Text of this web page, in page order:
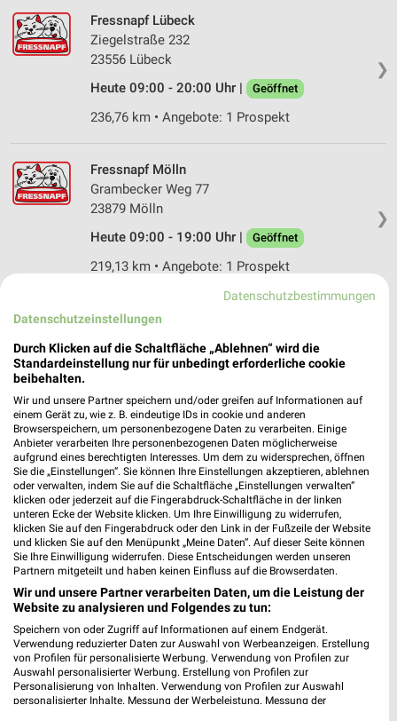
❯
Fressnapf Lübeck
Ziegelstraße 232
23556 Lübeck
Heute 09:00 - 20:00 Uhr |
Geöffnet
236,76 km • Angebote: 1 Prospekt
❯
Fressnapf Mölln
Grambecker Weg 77
23879 Mölln
Heute 09:00 - 19:00 Uhr |
Geöffnet
219,13 km • Angebote: 1 Prospekt
DAS FUTTERHAUS Lübeck
23556 Lübeck
DAS FUTTERHAUS Stockelsdorf
Ravensbusch 10
23617 Stockelsdorf
Heute 09:00 - 19:00 Uhr | Geöffnet
238,82 km • Angebote: 1 Prospekt
Fressnapf XXL Schwerin
Grabenstraße 10
19061 Schwerin
Heute 09:00 - 20:00 Uhr | Geöffnet
180,67 km • Angebote: 1 Prospekt
Datenschutzbestimmungen
Datenschutzeinstellungen
Durch Klicken auf die Schaltfläche „Ablehnen“ wird die
Standardeinstellung nur für unbedingt erforderliche cookie
beibehalten.
Wir und unsere Partner speichern und/oder greifen auf Informationen auf
einem Gerät zu, wie z. B. eindeutige IDs in cookie und anderen
Browserspeichern, um personenbezogene Daten zu verarbeiten. Einige
Anbieter verarbeiten Ihre personenbezogenen Daten möglicherweise
aufgrund eines berechtigten Interesses. Um dem zu widersprechen, öffnen
Sie die „Einstellungen“. Sie können Ihre Einstellungen akzeptieren, ablehnen
oder verwalten, indem Sie auf die Schaltfläche „Einstellungen verwalten“
klicken oder jederzeit auf die Fingerabdruck-Schaltfläche in der linken
unteren Ecke der Website klicken. Um Ihre Einwilligung zu widerrufen,
klicken Sie auf den Fingerabdruck oder den Link in der Fußzeile der Website
und klicken Sie auf den Menüpunkt „Meine Daten“. Auf dieser Seite können
Sie Ihre Einwilligung widerrufen. Diese Entscheidungen werden unseren
Partnern mitgeteilt und haben keinen Einfluss auf die Browserdaten.
Wir und unsere Partner verarbeiten Daten, um die Leistung der
Website zu analysieren und Folgendes zu tun:
Speichern von oder Zugriff auf Informationen auf einem Endgerät.
Verwendung reduzierter Daten zur Auswahl von Werbeanzeigen. Erstellung
von Profilen für personalisierte Werbung. Verwendung von Profilen zur
Auswahl personalisierter Werbung. Erstellung von Profilen zur
Personalisierung von Inhalten. Verwendung von Profilen zur Auswahl
personalisierter Inhalte. Messung der Werbeleistung. Messung der